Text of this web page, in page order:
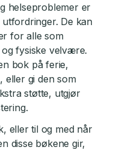
helseproblemer er
De kan
for alle som
fysiske velvære.
bok på ferie,
eller gi den som
støtte, utgjør
eller til og med når
disse bøkene gir,